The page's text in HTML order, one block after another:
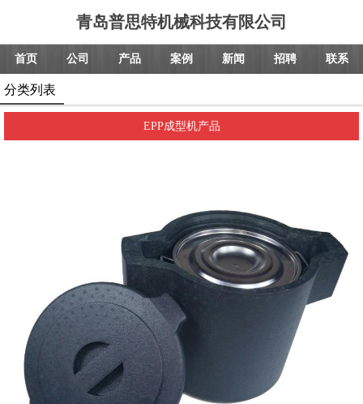
青岛普思特机械科技有限公司
首页 公司 产品 案例 新闻 招聘 联系
分类列表
EPP成型机产品